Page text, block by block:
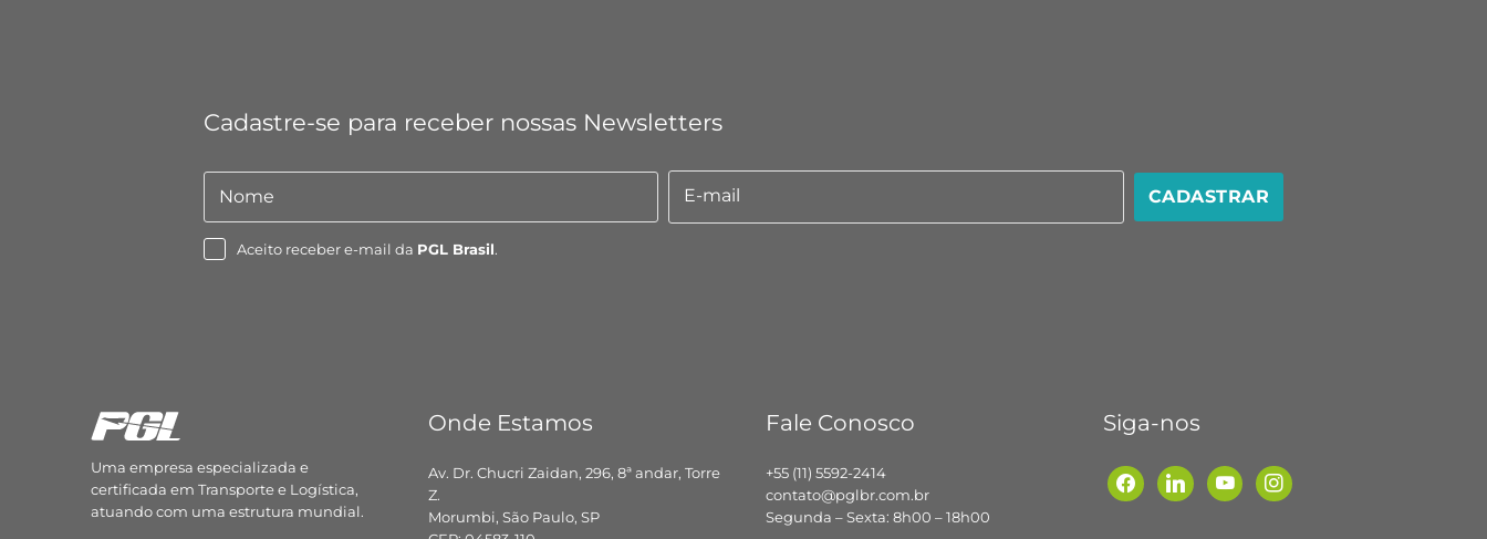
Cadastre-se para receber nossas Newsletters
Nome
Nome
mail
E-mail CADASTRAR
Aceito receber e-mail da PGL Brasil.
Uma empresa especializada e
certificada em Transporte e Logística,
atuando com uma estrutura mundial.
Onde Estamos
Av. Dr. Chucri Zaidan, 296, 8ª andar, Torre
Z.
Morumbi, São Paulo, SP
Fale Conosco
+55 (11) 5592-2414
contato@pglbr.com.br
Segunda – Sexta: 8h00 – 18h00
Siga-nos